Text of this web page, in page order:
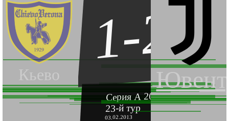
Кьево
1-2
Серия А 2012-2013
23-й тур
03.02.2013